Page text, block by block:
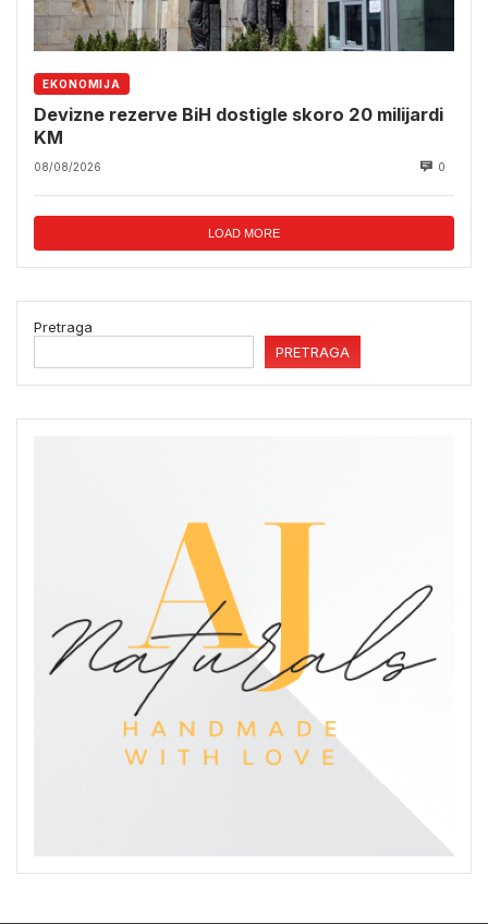
EKONOMIJA
Devizne rezerve BiH dostigle skoro 20 milijardi
KM
08/08/2026 0
LOAD MORE
Pretraga
PRETRAGA